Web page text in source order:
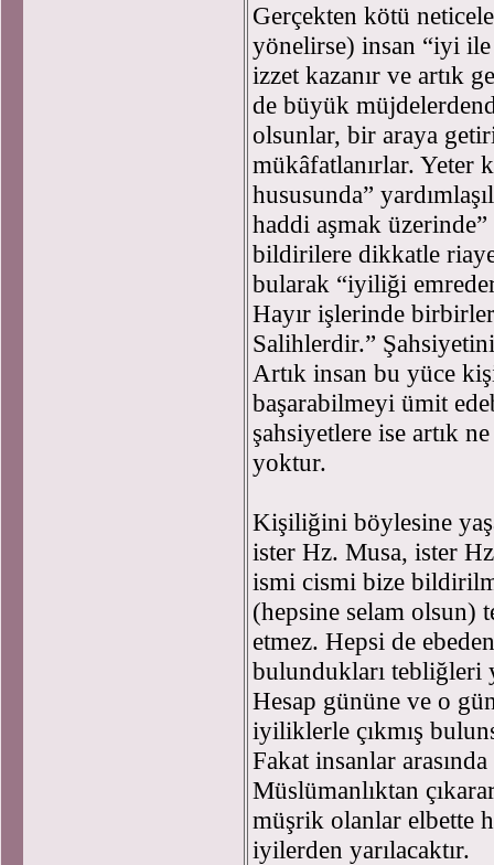
Gerçekten kötü
yönelirse) insan “iyi ile
izzet kazanır ve artık
de büyük
olsunlar, bir araya
mükâfatlanırlar. Yeter
hususunda”
haddi aşmak üzerinde”
bildirilere dikkatle
bularak “iyiliği
Hayır işlerinde
Salihlerdir.”
Artık insan bu yüce
başarabilmeyi ümit
şahsiyetlere ise artık
yoktur.
Kişiliğini böylesine
ister Hz. Musa, ister
ismi cismi bize
(hepsine selam
etmez. Hepsi de
bulundukları tebliğleri
Hesap gününe ve o
iyiliklerle çıkmış
Fakat insanlar
Müslümanlıktan
müşrik olanlar elbette
iyilerden yarılacaktır.